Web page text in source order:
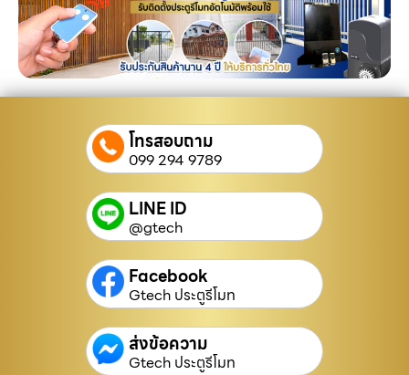
โทรสอบถาม
099 294 9789
LINE ID
@gtech
Facebook
Gtech ประตูรีโมท
ส่งข้อความ
Gtech ประตูรีโมท